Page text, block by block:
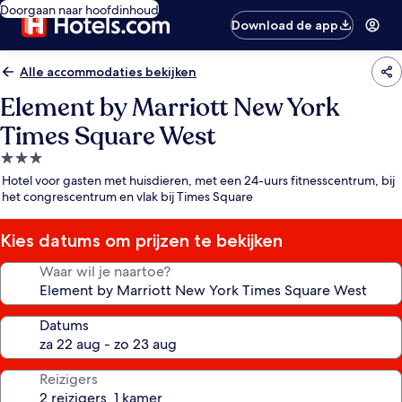
Doorgaan naar hoofdinhoud
Download de app
Alle accommodaties bekijken
Element by Marriott New York
Times Square West
3.0-
sterrenaccommodatie
Hotel voor gasten met huisdieren, met een 24-uurs fitnesscentrum, bij
het congrescentrum en vlak bij Times Square
Kies datums om prijzen te bekijken
Waar wil je naartoe?
Datums
Reizigers